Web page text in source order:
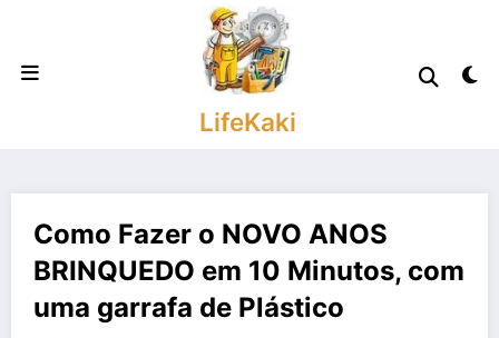
conteúdo
LifeKaki
Como Fazer o NOVO ANOS
BRINQUEDO em 10 Minutos, com
uma garrafa de Plástico